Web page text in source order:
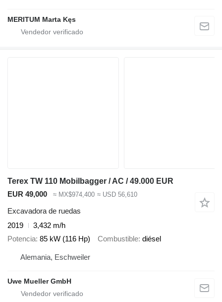
MERITUM Marta Kęs
Terex TW 110 Mobilbagger / AC / 49.000 EUR
EUR 49,000
≈ MX$974,400 ≈ USD 56,610
Excavadora de ruedas
2019
3,432 m/h
Potencia 85 kW (116 Hp) Combustible diésel
Alemania, Eschweiler
Uwe Mueller GmbH